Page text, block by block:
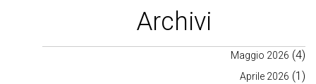
Archivi
Maggio 2026 (4)
Aprile 2026 (1)